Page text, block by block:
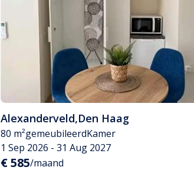
Alexanderveld,Den Haag
80 m²gemeubileerdKamer
1 Sep 2026 - 31 Aug 2027
€ 585/maand